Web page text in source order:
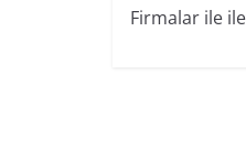
Firmalar ile